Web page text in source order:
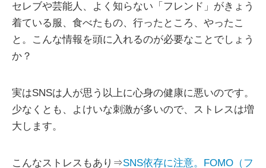
セレブや芸能人、よく知らない「フレンド」がきょう
着ている服、食べたもの、行ったところ、やったこ
と。こんな情報を頭に入れるのが必要なことでしょう
か？
実はSNSは人が思う以上に心身の健康に悪いのです。
少なくとも、よけいな刺激が多いので、ストレスは増
大します。
こんなストレスもあり⇒SNS依存に注意。FOMO（フ